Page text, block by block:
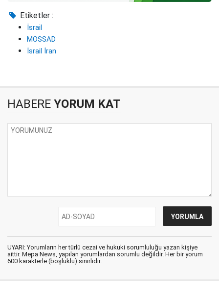
Etiketler :
İsrail
MOSSAD
İsrail İran
HABERE YORUM KAT
UYARI: Yorumların her türlü cezai ve hukuki sorumluluğu yazan kişiye
aittir. Mepa News, yapılan yorumlardan sorumlu değildir. Her bir yorum
600 karakterle (boşluklu) sınırlıdır.